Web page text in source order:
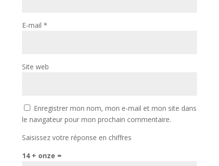
E-mail *
Site web
Enregistrer mon nom, mon e-mail et mon site dans
le navigateur pour mon prochain commentaire.
Saisissez votre réponse en chiffres
14 + onze =